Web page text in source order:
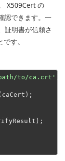
X509Cert の
認できます。一
証明書が信頼さ
す。
to/ca.crt'